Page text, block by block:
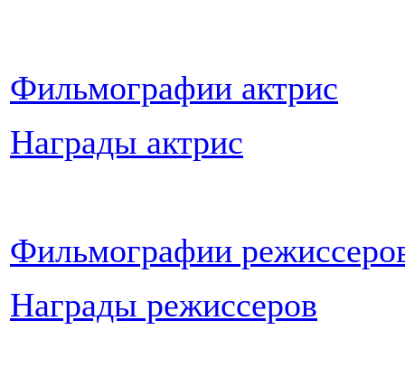
Фильмографии актрис
Награды актрис
Фильмографии
Награды режиссеров